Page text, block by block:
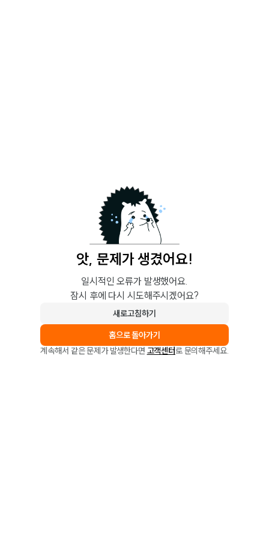
앗, 문제가 생겼어요!
일시적인 오류가 발생했어요.
잠시 후에 다시 시도해주시겠어요?
새로고침하기
홈으로 돌아가기
계속해서 같은 문제가 발생한다면 고객센터로 문의해주세요.